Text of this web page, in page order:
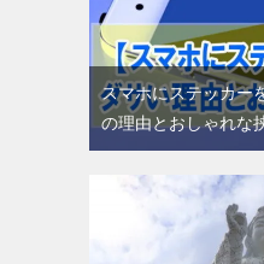
スマホにステッカー
の理由とおしゃれな